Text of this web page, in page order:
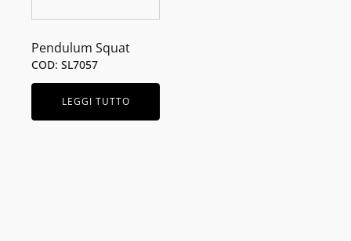
Pendulum Squat
COD: SL7057
LEGGI TUTTO